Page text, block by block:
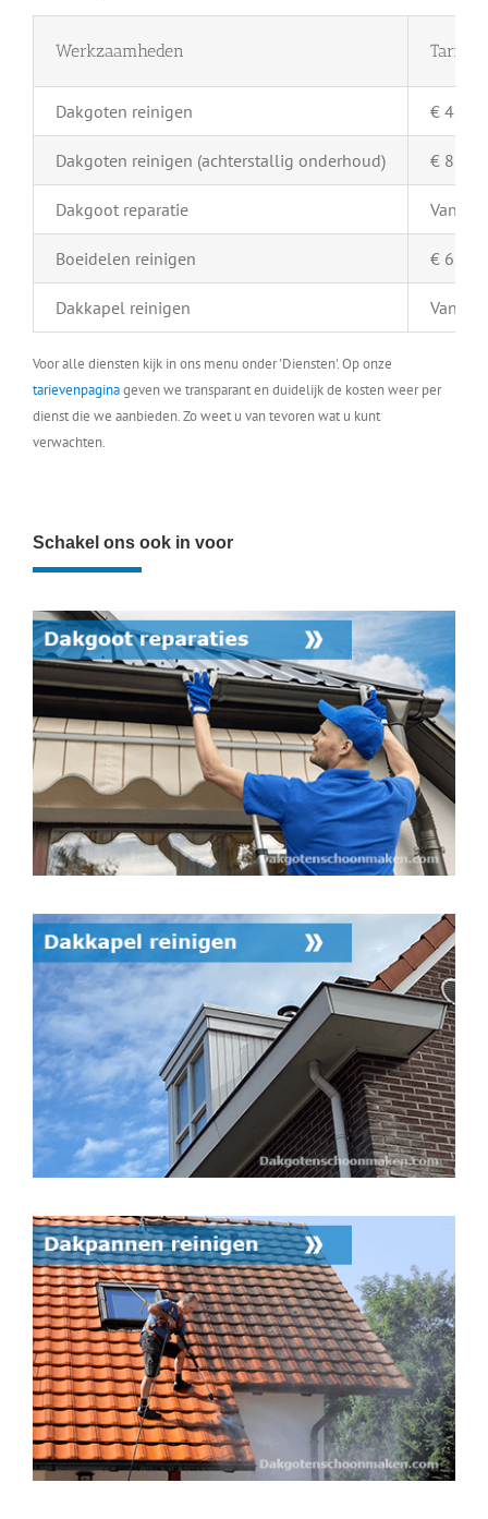
Werkzaamheden Tarief
Dakgoten reinigen € 4,-
Dakgoten reinigen (achterstallig onderhoud) € 8,-
Dakgoot reparatie Vanaf
Boeidelen reinigen € 6,-
Dakkapel reinigen Vanaf
Voor alle diensten kijk in ons menu onder 'Diensten'. Op onze
tarievenpaginageven we transparant en duidelijk de kosten weer per
dienst die we aanbieden. Zo weet u van tevoren wat u kunt
verwachten.
Schakel ons ook in voor